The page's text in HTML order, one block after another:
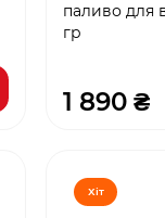
паливо для
гр
1 890 ₴
Хіт